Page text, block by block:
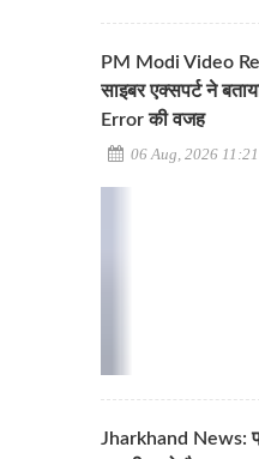
PM Modi Video
साइबर एक्सपर्ट ने
Error की वजह
06 Aug, 2026
Jharkhand News: